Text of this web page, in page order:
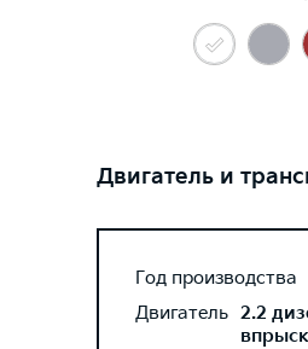
Двигатель и
Год производства
Двигатель 2.2